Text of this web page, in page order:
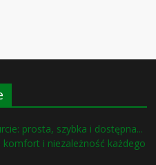
prosta, szybka i dostępna...
i niezależność każdego